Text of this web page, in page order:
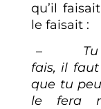
qu’il
le faisait :
–
fais, il
que tu
le fera